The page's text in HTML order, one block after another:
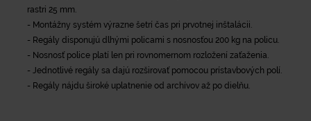
rastri 25 mm.
- Montážny systém výrazne šetrí čas pri prvotnej inštalácii.
- Regály disponujú dlhými policami s nosnosťou 200 kg na policu.
- Nosnosť police platí len pri rovnomernom rozložení zaťaženia.
- Jednotlivé regály sa dajú rozširovať pomocou prístavbových polí.
- Regály nájdu široké uplatnenie od archívov až po dielňu.